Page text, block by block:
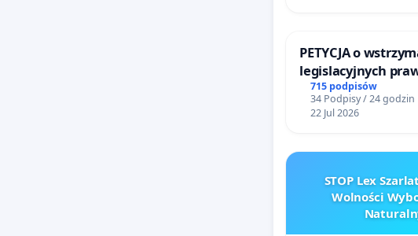
PETYCJA o
legislacyjnych
narażających
715 podpisów
34 Podpisy / 24 godzin
22 Jul 2026
STOP Lex
Wolności